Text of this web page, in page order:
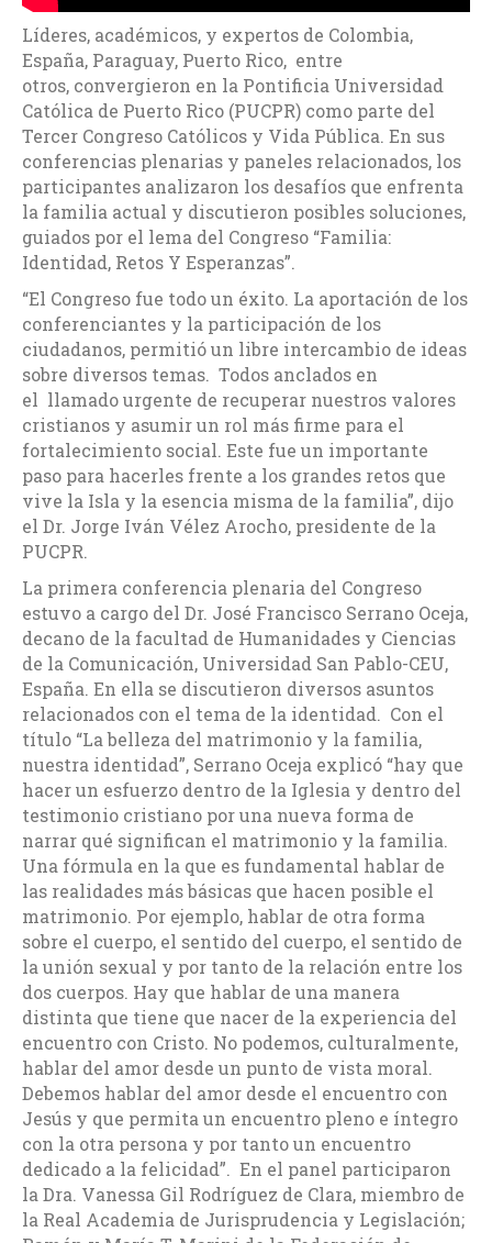
Líderes, académicos, y expertos de Colombia,
España, Paraguay, Puerto Rico, entre
otros, convergieron en la Pontificia Universidad
Católica de Puerto Rico (PUCPR) como parte del
Tercer Congreso Católicos y Vida Pública. En sus
conferencias plenarias y paneles relacionados, los
participantes analizaron los desafíos que enfrenta
la familia actual y discutieron posibles soluciones,
guiados por el lema del Congreso “Familia:
Identidad, Retos Y Esperanzas”.
“El Congreso fue todo un éxito. La aportación de los
conferenciantes y la participación de los
ciudadanos, permitió un libre intercambio de ideas
sobre diversos temas. Todos anclados en
el llamado urgente de recuperar nuestros valores
cristianos y asumir un rol más firme para el
fortalecimiento social. Este fue un importante
paso para hacerles frente a los grandes retos que
vive la Isla y la esencia misma de la familia”, dijo
el Dr. Jorge Iván Vélez Arocho, presidente de la
PUCPR.
La primera conferencia plenaria del Congreso
estuvo a cargo del Dr. José Francisco Serrano Oceja,
decano de la facultad de Humanidades y Ciencias
de la Comunicación, Universidad San Pablo-CEU,
España. En ella se discutieron diversos asuntos
relacionados con el tema de la identidad. Con el
título “La belleza del matrimonio y la familia,
nuestra identidad”, Serrano Oceja explicó “hay que
hacer un esfuerzo dentro de la Iglesia y dentro del
testimonio cristiano por una nueva forma de
narrar qué significan el matrimonio y la familia.
Una fórmula en la que es fundamental hablar de
las realidades más básicas que hacen posible el
matrimonio. Por ejemplo, hablar de otra forma
sobre el cuerpo, el sentido del cuerpo, el sentido de
la unión sexual y por tanto de la relación entre los
dos cuerpos. Hay que hablar de una manera
distinta que tiene que nacer de la experiencia del
encuentro con Cristo. No podemos, culturalmente,
hablar del amor desde un punto de vista moral.
Debemos hablar del amor desde el encuentro con
Jesús y que permita un encuentro pleno e íntegro
con la otra persona y por tanto un encuentro
dedicado a la felicidad”. En el panel participaron
la Dra. Vanessa Gil Rodríguez de Clara, miembro de
la Real Academia de Jurisprudencia y Legislación;